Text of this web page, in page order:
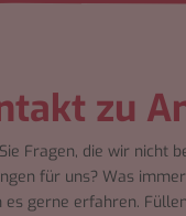
zu
Fragen, die wir nicht
für uns? Was
es gerne erfahren.